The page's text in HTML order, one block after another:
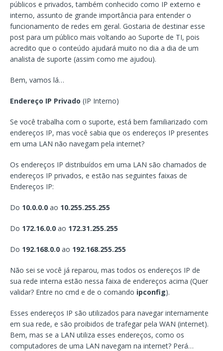
públicos e privados, também conhecido como IP externo e
interno, assunto de grande importância para entender o
funcionamento de redes em geral. Gostaria de destinar esse
post para um público mais voltando ao Suporte de TI, pois
acredito que o conteúdo ajudará muito no dia a dia de um
analista de suporte (assim como me ajudou).
Bem, vamos lá…
Endereço IP Privado (IP Interno)
Se você trabalha com o suporte, está bem familiarizado com
endereços IP, mas você sabia que os endereços IP presentes
em uma LAN não navegam pela internet?
Os endereços IP distribuídos em uma LAN são chamados de
endereços IP privados, e estão nas seguintes faixas de
Endereços IP:
Do 10.0.0.0 ao 10.255.255.255
Do 172.16.0.0 ao 172.31.255.255
Do 192.168.0.0 ao 192.168.255.255
Não sei se você já reparou, mas todos os endereços IP de
sua rede interna estão nessa faixa de endereços acima (Quer
validar? Entre no cmd e de o comando ipconfig).
Esses endereços IP são utilizados para navegar internamente
em sua rede, e são proibidos de trafegar pela WAN (internet).
Bem, mas se a LAN utiliza esses endereços, como os
computadores de uma LAN navegam na internet? Perá…